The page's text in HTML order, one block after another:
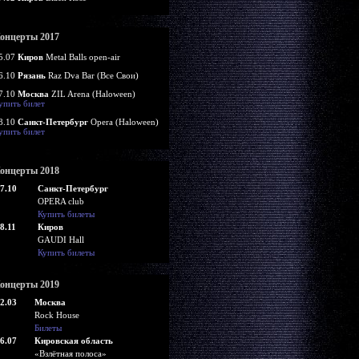
2017
Киров Metal Balls open-air
Рязань Raz Dva Bar (Все Свои)
Москва ZIL Arena (Haloween)
билет
Санкт-Петербург Opera (Haloween)
билет
2018
Санкт-Петербург
OPERA club
Купить билеты
Киров
GAUDI Hall
Купить билеты
2019
Москва
Rock House
Билеты
Кировская область
«Взлётная полоса»